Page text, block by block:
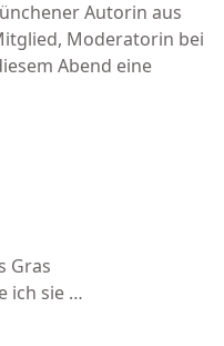
Autorin aus
Moderatorin bei
Abend eine
Gras
ich sie …